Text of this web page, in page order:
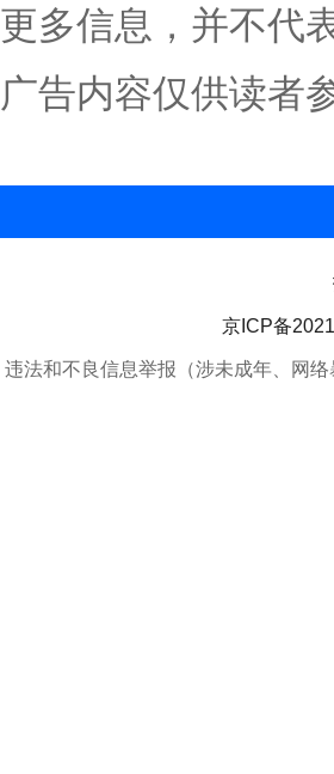
更多信息，并不代
广告内容仅供读者
京ICP备
违法和不良信息举报（涉未成年、网